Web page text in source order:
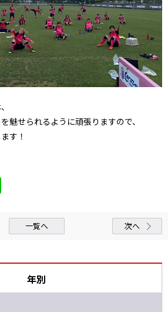
魅せられるように頑張りますので、
す！
一覧へ 次へ
年別